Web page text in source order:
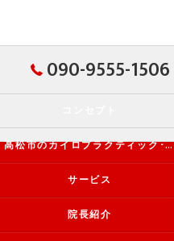
090-9555-1506
高松市のカイロプラクティック･か・から～ず施術院の評判
サービス
院長紹介